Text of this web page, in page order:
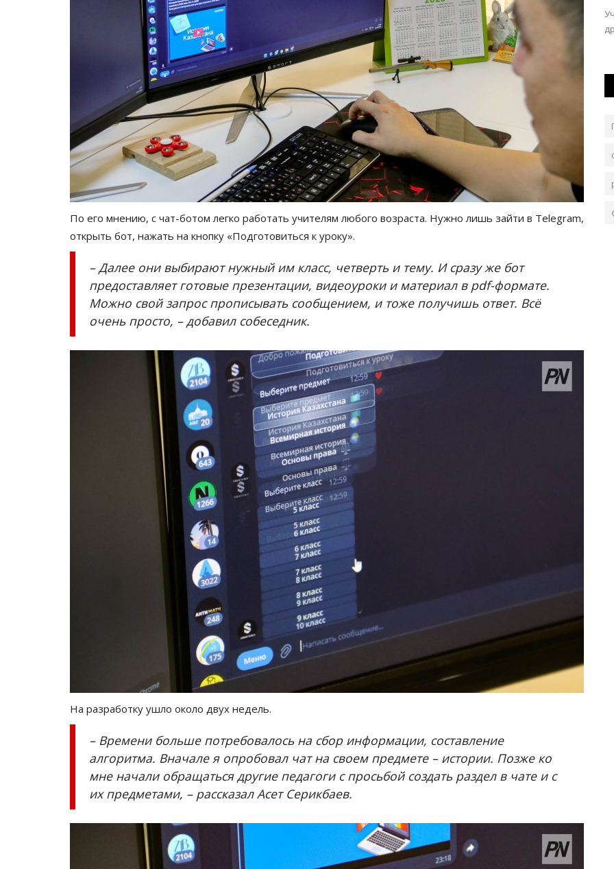
По его мнению, с чат-ботом легко работать учителям любого возраста. Нужно лишь зайти в Telegram,
открыть бот, нажать на кнопку «Подготовиться к уроку».
– Далее они выбирают нужный им класс, четверть и тему. И сразу же бот
предоставляет готовые презентации, видеоуроки и материал в pdf-формате.
Можно свой запрос прописывать сообщением, и тоже получишь ответ. Всё
очень просто, – добавил собеседник.
На разработку ушло около двух недель.
– Времени больше потребовалось на сбор информации, составление
алгоритма. Вначале я опробовал чат на своем предмете – истории. Позже ко
мне начали обращаться другие педагоги с просьбой создать раздел в чате и с
их предметами, – рассказал Асет Серикбаев.
Жительница Павлодара отправилась в Прагу на десять
Вопрос взят акимом города на личный контроль.